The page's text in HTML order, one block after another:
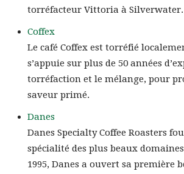
torréfacteur Vittoria à Silverwater.
Coffex
Le café Coffex est torréfié
s’appuie sur plus de 50 années
torréfaction et le mélange, pour
saveur primé.
Danes
Danes Specialty Coffee Roasters
spécialité des plus beaux
1995, Danes a ouvert sa première